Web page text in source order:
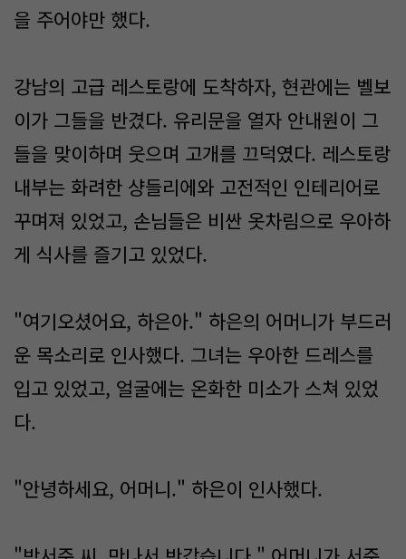
을 주어야만 했다.
강남의 고급 레스토랑에 도착하자, 현관에는 벨보
이가 그들을 반겼다. 유리문을 열자 안내원이 그
들을 맞이하며 웃으며 고개를 끄덕였다. 레스토랑
내부는 화려한 샹들리에와 고전적인 인테리어로
꾸며져 있었고, 손님들은 비싼 옷차림으로 우아하
게 식사를 즐기고 있었다.
"여기오셨어요, 하은아." 하은의 어머니가 부드러
운 목소리로 인사했다. 그녀는 우아한 드레스를
입고 있었고, 얼굴에는 온화한 미소가 스쳐 있었
다.
"안녕하세요, 어머니." 하은이 인사했다.